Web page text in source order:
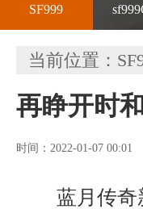
SF999
当前位置：
再睁开时
时间：2022-01-07 00:01
蓝月传奇